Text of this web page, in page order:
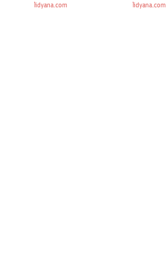
lidyana.com
lidyana.com